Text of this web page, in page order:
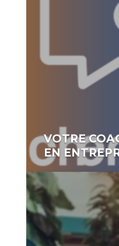
VOTRE
EN
coach2019